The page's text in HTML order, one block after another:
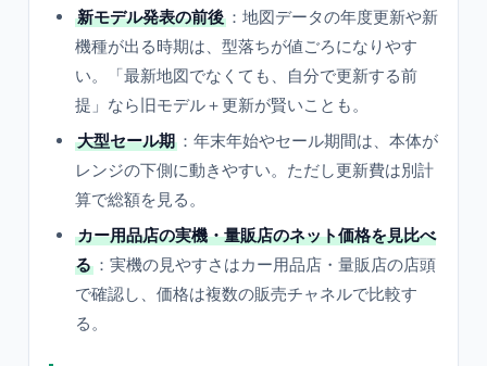
新モデル発表の前後 ：地図データの年度更新や新
機種が出る時期は、型落ちが値ごろになりやす
い。「最新地図でなくても、自分で更新する前
提」なら旧モデル＋更新が賢いことも。
大型セール期 ：年末年始やセール期間は、本体が
レンジの下側に動きやすい。ただし更新費は別計
算で総額を見る。
カー用品店の実機・量販店のネット価格を見比べ
る ：実機の見やすさはカー用品店・量販店の店頭
で確認し、価格は複数の販売チャネルで比較す
る。